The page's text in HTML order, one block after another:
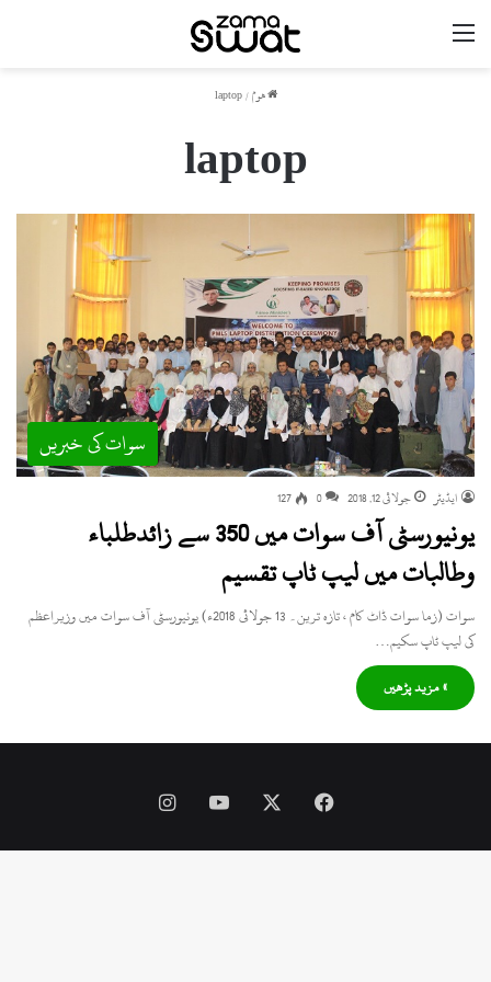
ھوم /
laptop
laptop
سوات کی خبریں
ایڈیٹر جولائی 12, 2018 0
127
یونیورسٹی آف سوات میں 350 سے زائدطلباء
وطالبات میں لیپ ٹاپ تقسیم
سوات (زما سوات ڈاٹ کام ، تازہ ترین۔ 13 جولائی 2018ء) یونیورسٹی آف سوات میں وزیراعظم
کی لیپ ٹاپ سکیم…
» مزید پڑھیں
Facebook
YouTube